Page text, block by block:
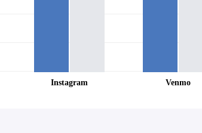
Instagram Venmo